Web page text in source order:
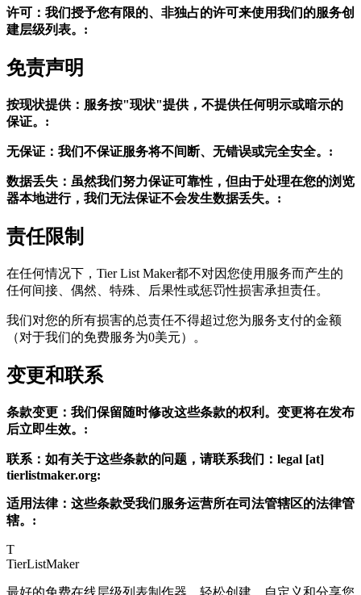
许可：我们授予您有限的、非独占的许可来使用我们的服务创
建层级列表。:
免责声明
按现状提供：服务按"现状"提供，不提供任何明示或暗示的
保证。:
无保证：我们不保证服务将不间断、无错误或完全安全。:
数据丢失：虽然我们努力保证可靠性，但由于处理在您的浏览
器本地进行，我们无法保证不会发生数据丢失。:
责任限制
在任何情况下，Tier List Maker都不对因您使用服务而产生的
任何间接、偶然、特殊、后果性或惩罚性损害承担责任。
我们对您的所有损害的总责任不得超过您为服务支付的金额
（对于我们的免费服务为0美元）。
变更和联系
条款变更：我们保留随时修改这些条款的权利。变更将在发布
后立即生效。:
联系：如有关于这些条款的问题，请联系我们：legal [at]
tierlistmaker.org:
适用法律：这些条款受我们服务运营所在司法管辖区的法律管
辖。:
T
TierListMaker
最好的免费在线层级列表制作器。轻松创建、自定义和分享您